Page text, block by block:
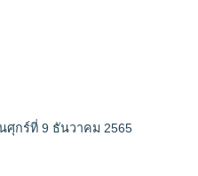
ศุกร์ที่ 9 ธันวาคม 2565